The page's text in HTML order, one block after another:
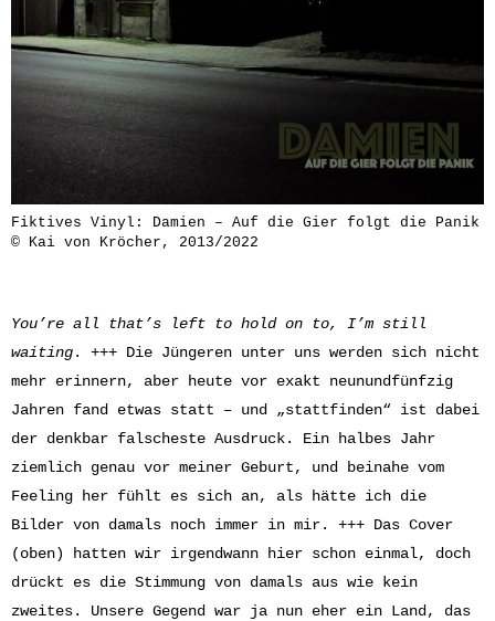
Fiktives Vinyl: Damien – Auf die Gier folgt die Panik
© Kai von Kröcher, 2013/2022
You’re all that’s left to hold on to, I’m still
waiting. +++ Die Jüngeren unter uns werden sich nicht
mehr erinnern, aber heute vor exakt neunundfünfzig
Jahren fand etwas statt – und „stattfinden“ ist dabei
der denkbar falscheste Ausdruck. Ein halbes Jahr
ziemlich genau vor meiner Geburt, und beinahe vom
Feeling her fühlt es sich an, als hätte ich die
Bilder von damals noch immer in mir. +++ Das Cover
(oben) hatten wir irgendwann hier schon einmal, doch
drückt es die Stimmung von damals aus wie kein
zweites. Unsere Gegend war ja nun eher ein Land, das